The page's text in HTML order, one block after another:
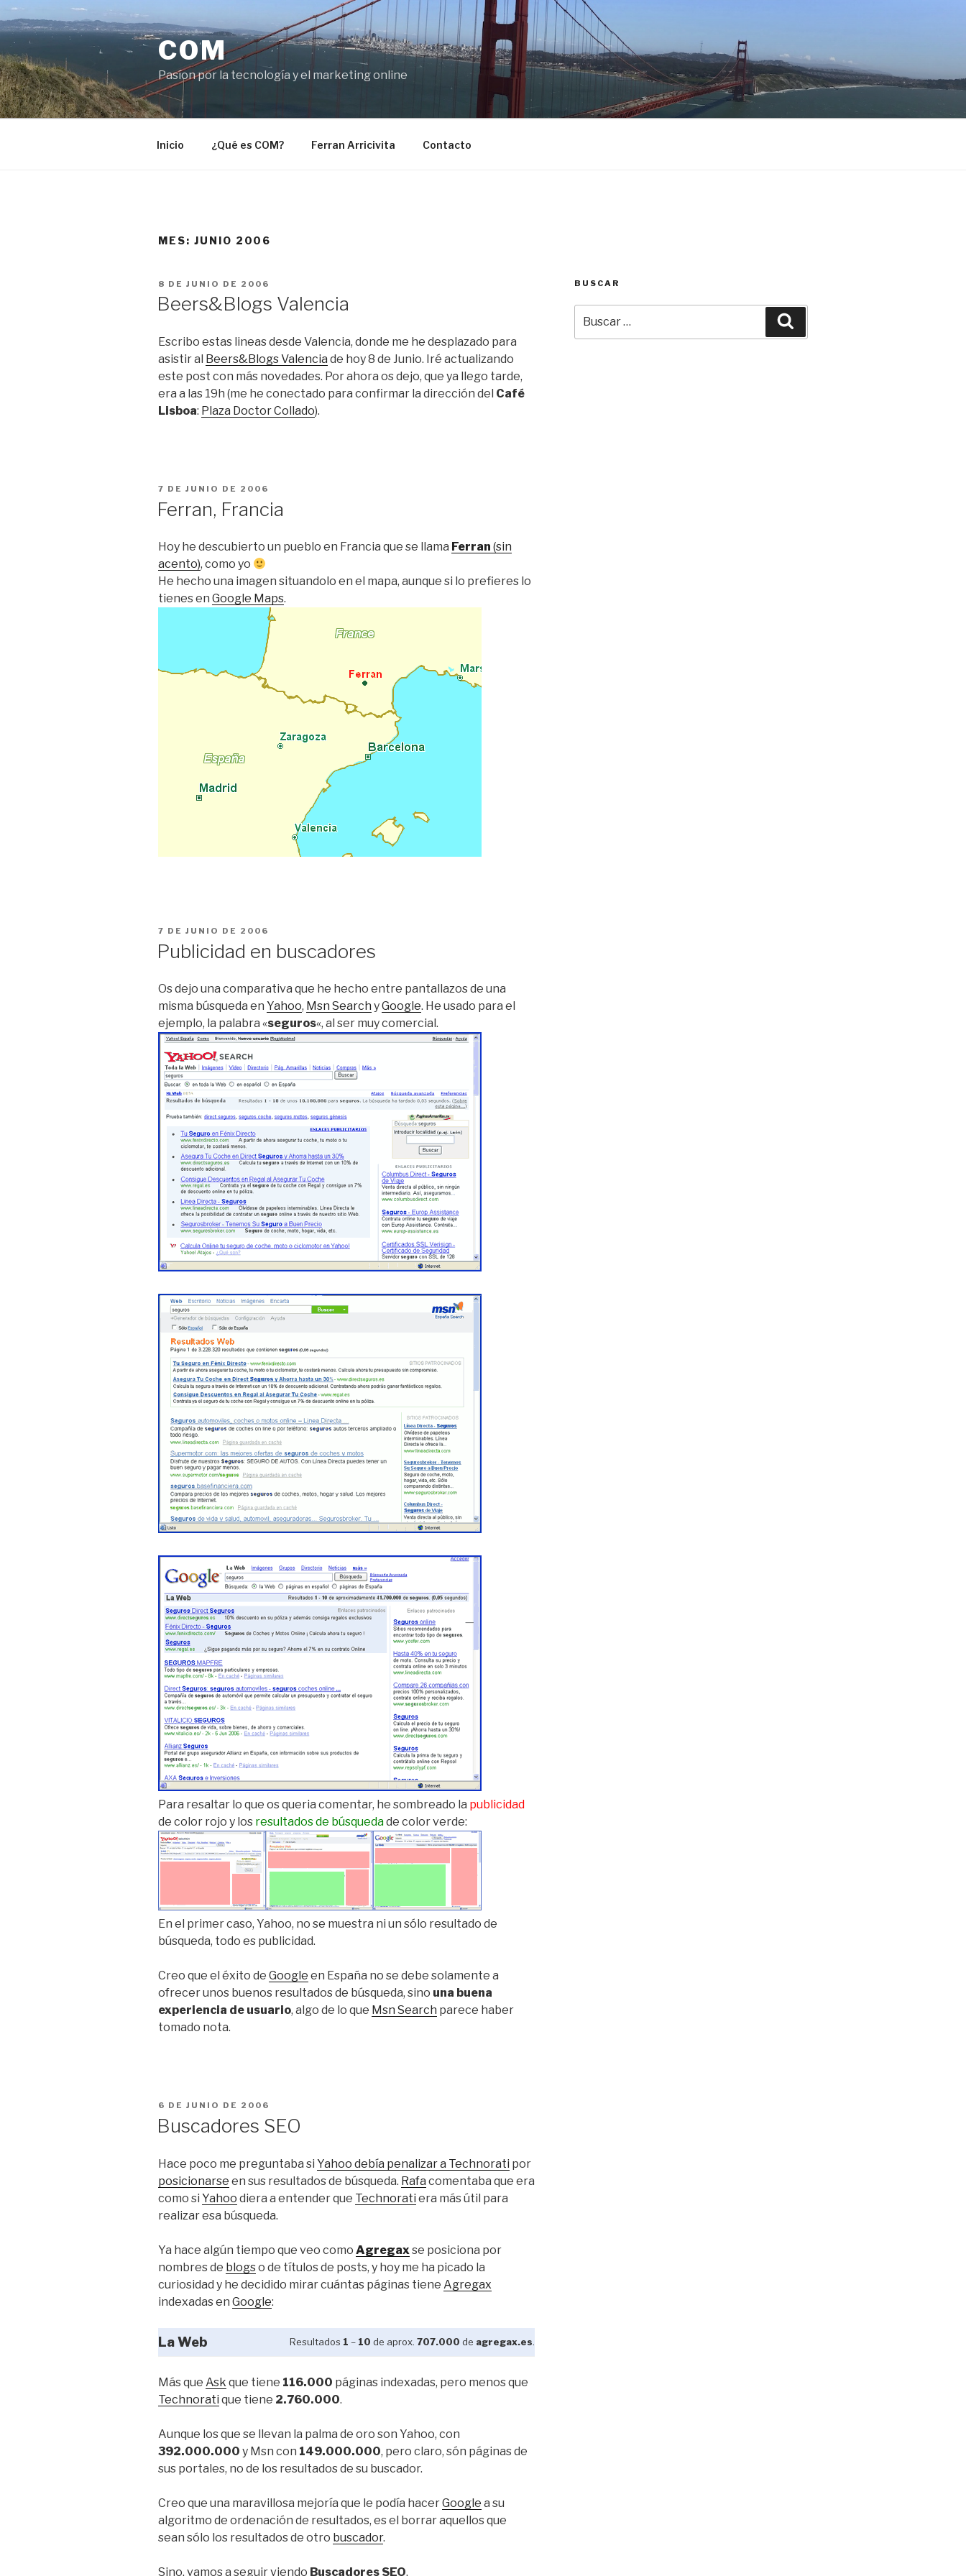
Saltar
al
contenido
COM
Pasíon por la tecnología y el marketing online
Inicio ¿Qué es COM? Ferran Arricivita Contacto
MES: JUNIO 2006
PUBLICADO
8 DE JUNIO DE 2006
Beers&Blogs Valencia
Escribo estas lineas desde Valencia, donde me he desplazado para
asistir al Beers&Blogs Valencia de hoy 8 de Junio. Iré actualizando
este post con más novedades. Por ahora os dejo, que ya llego tarde,
era a las 19h (me he conectado para confirmar la dirección del Café
Lisboa: Plaza Doctor Collado).
PUBLICADO
7 DE JUNIO DE 2006
Ferran, Francia
Hoy he descubierto un pueblo en Francia que se llama Ferran (sin
acento), como yo
He hecho una imagen situandolo en el mapa, aunque si lo prefieres lo
tienes en Google Maps.
PUBLICADO
7 DE JUNIO DE 2006
Publicidad en buscadores
Os dejo una comparativa que he hecho entre pantallazos de una
misma búsqueda en Yahoo, Msn Search yGoogle. He usado para el
ejemplo, la palabra «seguros«, al ser muy comercial.
Para resaltar lo que os queria comentar, he sombreado la publicidad
de color rojo y los resultados de búsquedade color verde:
En el primer caso, Yahoo, no se muestra ni un sólo resultado de
búsqueda, todo es publicidad.
Creo que el éxito de Google en España no se debe solamente a
ofrecer unos buenos resultados de búsqueda, sino una buena
experiencia de usuario, algo de lo que Msn Search parece haber
tomado nota.
PUBLICADO
6 DE JUNIO DE 2006
Buscadores SEO
Hace poco me preguntaba si Yahoo debía penalizar a Technorati por
posicionarse en sus resultados de búsqueda. Rafa comentaba que era
como si Yahoo diera a entender que Technorati era más útil para
realizar esa búsqueda.
Ya hace algún tiempo que veo como Agregax se posiciona por
nombres de blogso de títulos de posts, y hoy me ha picado la
curiosidad y he decidido mirar cuántas páginas tiene Agregax
indexadas en Google:
La Web Resultados 1 – 10 de aprox. 707.000 de agregax.es.
Más que Ask que tiene 116.000 páginas indexadas, pero menos que
Technorati que tiene 2.760.000.
Aunque los que se llevan la palma de oro son Yahoo, con
392.000.000 y Msn con 149.000.000, pero claro, són páginas de
sus portales, no de los resultados de su buscador.
Creo que una maravillosa mejoría que le podía hacerGoogle a su
algoritmo de ordenación de resultados, es el borrar aquellos que
sean sólo los resultados de otro buscador.
Sino, vamos a seguir viendo Buscadores SEO.
BUSCAR
por: